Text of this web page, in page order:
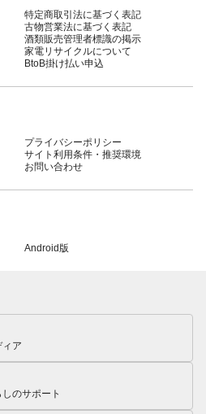
特定商取引法に基づく表記
古物営業法に基づく表記
酒類販売管理者標識の掲示
家電リサイクルについて
BtoB掛け払い申込
プライバシーポリシー
サイト利用条件・推奨環境
お問い合わせ
Android版
ア
のサポート